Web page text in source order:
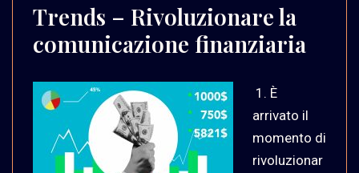
Trends – Rivoluzionare la
comunicazione finanziaria
1. È
arrivato il
momento di
rivoluzionar